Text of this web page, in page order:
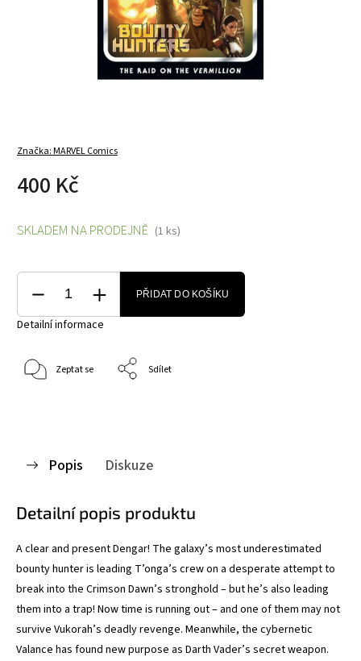
Značka:MARVEL Comics
400 Kč
SKLADEM NA PRODEJNĚ (1 ks)
PŘIDAT DO KOŠÍKU
Detailní informace
Zeptat se Sdílet
Popis Diskuze
Detailní popis produktu
A clear and present Dengar! The galaxy’s most underestimated
bounty hunter is leading T’onga’s crew on a desperate attempt to
break into the Crimson Dawn’s stronghold – but he’s also leading
them into a trap! Now time is running out – and one of them may not
survive Vukorah’s deadly revenge. Meanwhile, the cybernetic
Valance has found new purpose as Darth Vader’s secret weapon.